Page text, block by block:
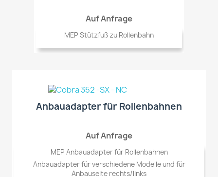
Auf Anfrage
MEP Stützfuß zu Rollenbahn
Anbauadapter für Rollenbahnen
Auf Anfrage
MEP Anbauadapter für Rollenbahnen
Anbauadapter für verschiedene Modelle und für
Anbauseite rechts/links